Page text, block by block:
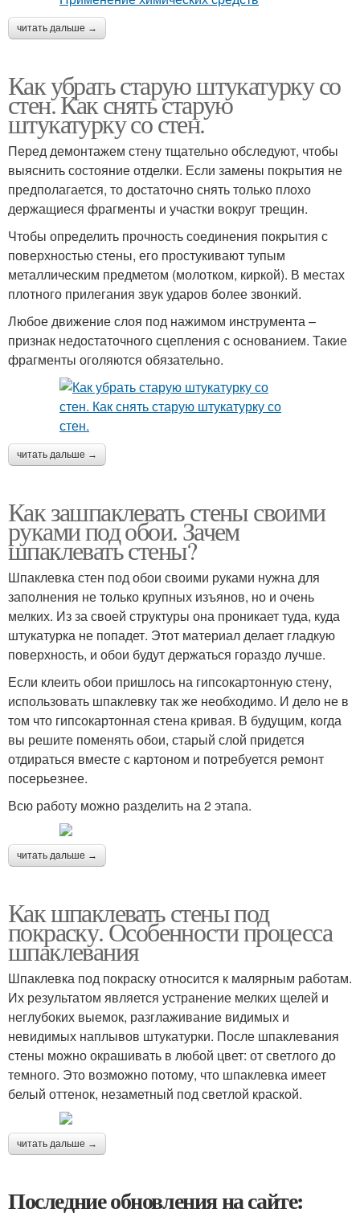
читать дальше →
Как убрать старую штукатурку со
стен. Как снять старую
штукатурку со стен.
Перед демонтажем стену тщательно обследуют, чтобы
выяснить состояние отделки. Если замены покрытия не
предполагается, то достаточно снять только плохо
держащиеся фрагменты и участки вокруг трещин.
Чтобы определить прочность соединения покрытия с
поверхностью стены, его простукивают тупым
металлическим предметом (молотком, киркой). В местах
плотного прилегания звук ударов более звонкий.
Любое движение слоя под нажимом инструмента –
признак недостаточного сцепления с основанием. Такие
фрагменты оголяются обязательно.
читать дальше →
Как зашпаклевать стены своими
руками под обои. Зачем
шпаклевать стены?
Шпаклевка стен под обои своими руками нужна для
заполнения не только крупных изъянов, но и очень
мелких. Из за своей структуры она проникает туда, куда
штукатурка не попадет. Этот материал делает гладкую
поверхность, и обои будут держаться гораздо лучше.
Если клеить обои пришлось на гипсокартонную стену,
использовать шпаклевку так же необходимо. И дело не в
том что гипсокартонная стена кривая. В будущим, когда
вы решите поменять обои, старый слой придется
отдираться вместе с картоном и потребуется ремонт
посерьезнее.
Всю работу можно разделить на 2 этапа.
читать дальше →
Как шпаклевать стены под
покраску. Особенности процесса
шпаклевания
Шпаклевка под покраску относится к малярным работам.
Их результатом является устранение мелких щелей и
неглубоких выемок, разглаживание видимых и
невидимых наплывов штукатурки. После шпаклевания
стены можно окрашивать в любой цвет: от светлого до
темного. Это возможно потому, что шпаклевка имеет
белый оттенок, незаметный под светлой краской.
читать дальше →
Последние обновления на сайте: